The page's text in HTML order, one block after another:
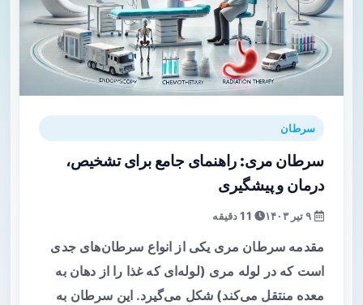
سرطان
سرطان مری: راهنمای جامع برای تشخیص،
درمان و پیشگیری
مقدمه سرطان مری یکی از انواع سرطان‌های جدی
است که در لوله مری (لوله‌ای که غذا را از دهان به
معده منتقل می‌کند) شکل می‌گیرد. این سرطان به